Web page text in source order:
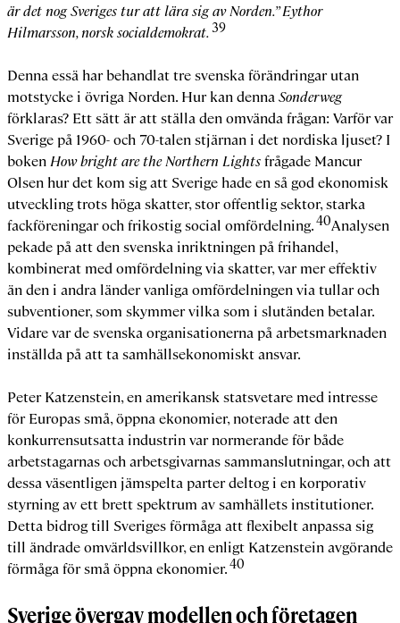
är det nog Sveriges tur att lära sig av Norden.” Eythor
Hilmarsson, norsk socialdemokrat. 39
Denna essä har behandlat tre svenska förändringar utan
motstycke i övriga Norden. Hur kan dennaSonderweg
förklaras? Ett sätt är att ställa den omvända frågan: Varför var
Sverige på 1960- och 70-talen stjärnan i det nordiska ljuset? I
bokenHow bright are the Northern Lightsfrågade Mancur
Olsen hur det kom sig att Sverige hade en så god ekonomisk
utveckling trots höga skatter, stor offentlig sektor, starka
fackföreningar och frikostig social omfördelning.40Analysen
pekade på att den svenska inriktningen på frihandel,
kombinerat med omfördelning via skatter, var mer effektiv
än den i andra länder vanliga omfördelningen via tullar och
subventioner, som skymmer vilka som i slutänden betalar.
Vidare var de svenska organisationerna på arbetsmarknaden
inställda på att ta samhällsekonomiskt ansvar.
Peter Katzenstein, en amerikansk statsvetare med intresse
för Europas små, öppna ekonomier, noterade att den
konkurrensutsatta industrin var normerande för både
arbetstagarnas och arbetsgivarnas sammanslutningar, och att
dessa väsentligen jämspelta parter deltog i en korporativ
styrning av ett brett spektrum av samhällets institutioner.
Detta bidrog till Sveriges förmåga att flexibelt anpassa sig
till ändrade omvärldsvillkor, en enligt Katzenstein avgörande
förmåga för små öppna ekonomier.40
Sverige övergav modellen och företagen